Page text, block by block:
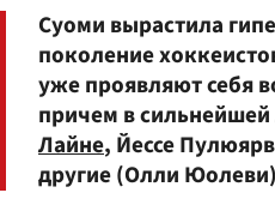
Суоми вырастила
поколение
уже проявляют себя
причем в сильнейшей
Лайне, Йессе
другие (Олли